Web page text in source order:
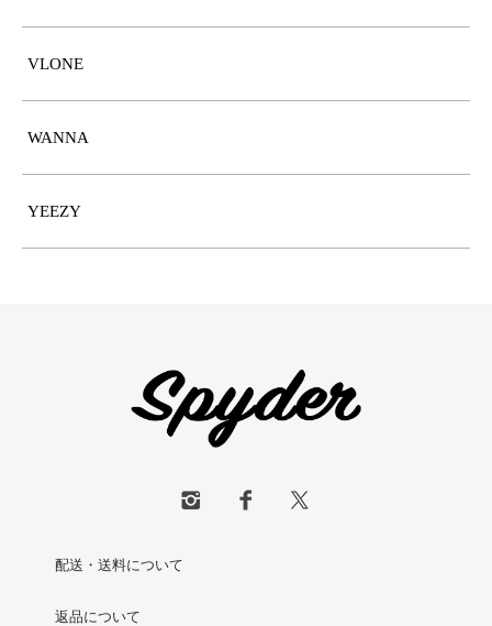
VLONE
WANNA
YEEZY
配送・送料について
返品について